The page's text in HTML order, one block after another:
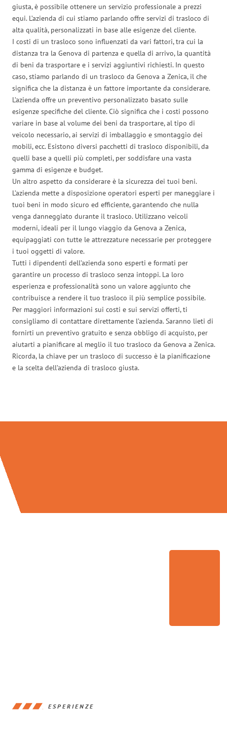
giusta, è possibile ottenere un servizio professionale a prezzi
equi. L’azienda di cui stiamo parlando offre servizi di trasloco di
alta qualità, personalizzati in base alle esigenze del cliente.
I costi di un trasloco sono influenzati da vari fattori, tra cui la
distanza tra la Genova di partenza e quella di arrivo, la quantità
di beni da trasportare e i servizi aggiuntivi richiesti. In questo
caso, stiamo parlando di un trasloco da Genova a Zenica, il che
significa che la distanza è un fattore importante da considerare.
L’azienda offre un preventivo personalizzato basato sulle
esigenze specifiche del cliente. Ciò significa che i costi possono
variare in base al volume dei beni da trasportare, al tipo di
veicolo necessario, ai servizi di imballaggio e smontaggio dei
mobili, ecc. Esistono diversi pacchetti di trasloco disponibili, da
quelli base a quelli più completi, per soddisfare una vasta
gamma di esigenze e budget.
Un altro aspetto da considerare è la sicurezza dei tuoi beni.
L’azienda mette a disposizione operatori esperti per maneggiare i
tuoi beni in modo sicuro ed efficiente, garantendo che nulla
venga danneggiato durante il trasloco. Utilizzano veicoli
moderni, ideali per il lungo viaggio da Genova a Zenica,
equipaggiati con tutte le attrezzature necessarie per proteggere
i tuoi oggetti di valore.
Tutti i dipendenti dell’azienda sono esperti e formati per
garantire un processo di trasloco senza intoppi. La loro
esperienza e professionalità sono un valore aggiunto che
contribuisce a rendere il tuo trasloco il più semplice possibile.
Per maggiori informazioni sui costi e sui servizi offerti, ti
consigliamo di contattare direttamente l’azienda. Saranno lieti di
fornirti un preventivo gratuito e senza obbligo di acquisto, per
aiutarti a pianificare al meglio il tuo trasloco da Genova a Zenica.
Ricorda, la chiave per un trasloco di successo è la pianificazione
e la scelta dell’azienda di trasloco giusta.
ESPERIENZE